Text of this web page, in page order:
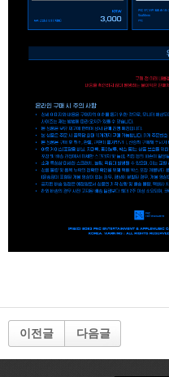
이전글 다음글